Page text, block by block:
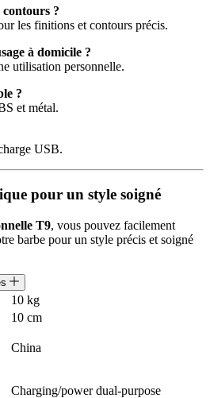
?
les finitions et contours précis.
à domicile ?
utilisation personnelle.
?
et métal.
USB.
pour un style soigné
T9, vous pouvez facilement
barbe pour un style précis et soigné
10 kg
10 cm
China
Charging/power dual-purpose